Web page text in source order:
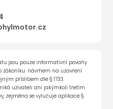
jsou pouze informativní povahy
zákoníku: návrhem na uzavření
příslibem dle § 1733.
uživateli ani jakýmkoli třetím
zejména se vylučuje aplikace §